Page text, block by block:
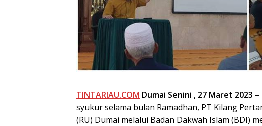
TINTARIAU.COM Dumai Senini , 27 Maret 2023
syukur selama bulan Ramadhan, PT Kilang
(RU) Dumai melalui Badan Dakwah Islam (BDI)